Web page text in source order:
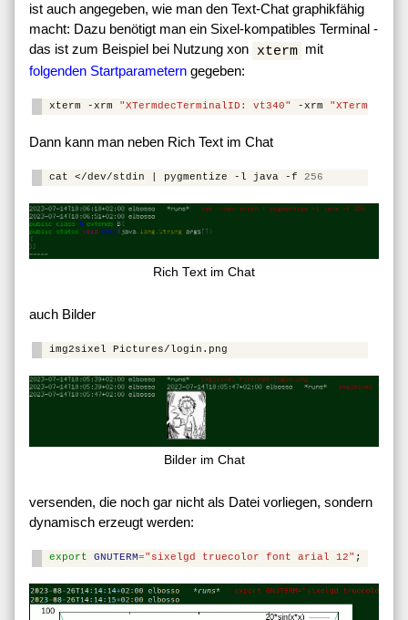
ist auch angegeben, wie man den Text-Chat graphikfähig
macht: Dazu benötigt man ein Sixel-kompatibles Terminal -
das ist zum Beispiel bei Nutzung xon xterm mit
folgenden Startparametern gegeben:
xterm -xrm "XTermdecTerminalID: vt340" -xrm
Dann kann man neben Rich Text im Chat
cat </dev/stdin pygmentize -l java -f 256
Rich Text im Chat
auch Bilder
img2sixel
Bilder im Chat
versenden, die noch gar nicht als Datei vorliegen, sondern
dynamisch erzeugt werden:
export GNUTERM="sixelgd truecolor font arial 12" ;